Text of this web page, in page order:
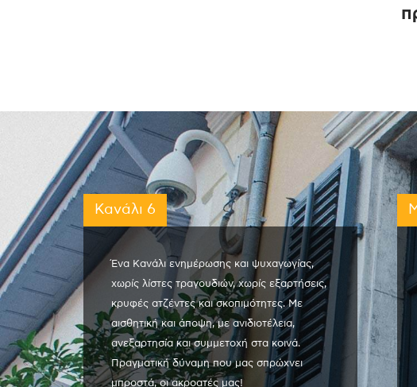
Κανάλι 6
Ένα Κανάλι ενημέρωσης και ψυχαγωγίας,
χωρίς λίστες τραγουδιών, χωρίς εξαρτήσεις,
κρυφές ατζέντες και σκοπιμότητες. Με
αισθητική και άποψη, με ανιδιοτέλεια,
ανεξαρτησία και συμμετοχή στα κοινά.
Πραγματική δύναμη που μας σπρώχνει
μπροστά, οι ακροατές μας!